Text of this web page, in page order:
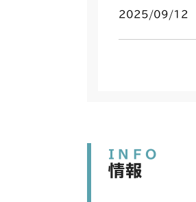
2025/09/12
INFO
情報